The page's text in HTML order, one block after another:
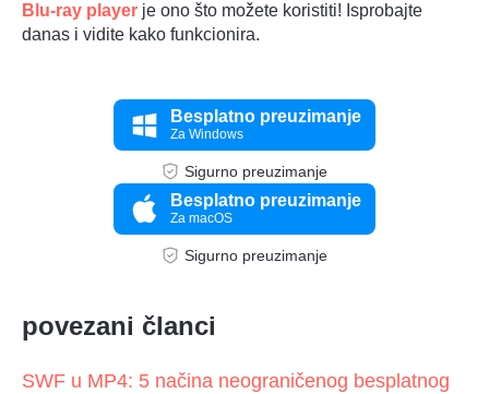
Blu-ray player je ono što možete koristiti! Isprobajte
danas i vidite kako funkcionira.
Besplatno preuzimanje
Za Windows
Sigurno preuzimanje
Besplatno preuzimanje
Za macOS
Sigurno preuzimanje
povezani članci
SWF u MP4: 5 načina neograničenog besplatnog